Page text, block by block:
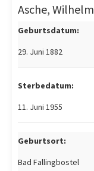
Asche, Wilhelm
Geburtsdatum:
29. Juni 1882
Sterbedatum:
11. Juni 1955
Geburtsort:
Bad Fallingbostel